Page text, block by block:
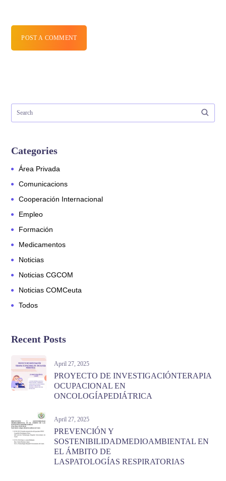
POST A COMMENT
Categories
Área Privada
Comunicacions
Cooperación Internacional
Empleo
Formación
Medicamentos
Noticias
Noticias CGCOM
Noticias COMCeuta
Todos
Recent Posts
April 27, 2025
PROYECTO DE INVESTIGACIÓNTERAPIA
OCUPACIONAL EN
ONCOLOGÍAPEDIÁTRICA
April 27, 2025
PREVENCIÓN Y
SOSTENIBILIDADMEDIOAMBIENTAL EN
EL ÁMBITO DE
LASPATOLOGÍAS RESPIRATORIAS